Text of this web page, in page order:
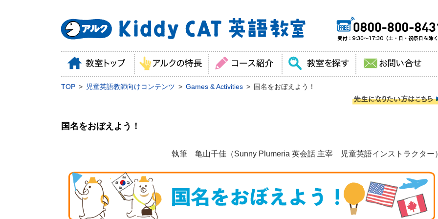
TOP 児童英語教師向けコンテンツ Games & Activities 国名をおぼえよう！
国名をおぼえよう！
執筆 亀山千佳（Sunny Plumeria 英会話 主宰 児童英語インストラクター